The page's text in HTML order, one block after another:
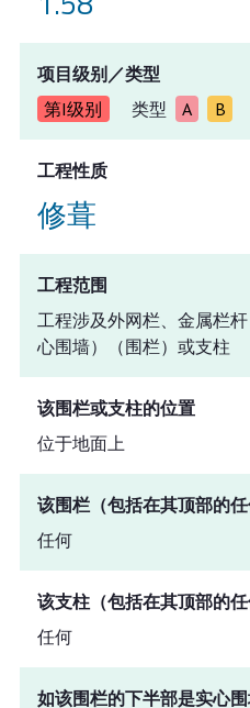
项目级别／类型
第I级别
类型 A B
工程性质
修葺
工程范围
工程涉及外网栏、金属栏
心围墙）（围栏）或支柱
该围栏或支柱的位置
位于地面上
该围栏（包括在其顶部的
任何
该支柱（包括在其顶部的
任何
如该围栏的下半部是实心